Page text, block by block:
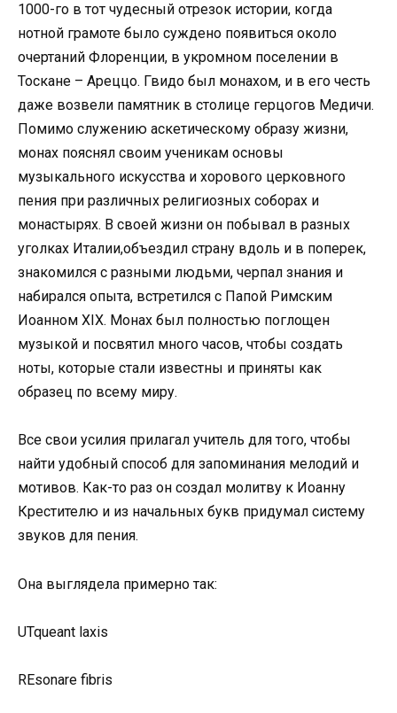
1000-го в тот чудесный отрезок истории, когда
нотной грамоте было суждено появиться около
очертаний Флоренции, в укромном поселении в
Тоскане – Ареццо. Гвидо был монахом, и в его честь
даже возвели памятник в столице герцогов Медичи.
Помимо служению аскетическому образу жизни,
монах пояснял своим ученикам основы
музыкального искусства и хорового церковного
пения при различных религиозных соборах и
монастырях. В своей жизни он побывал в разных
уголках Италии,объездил страну вдоль и в поперек,
знакомился с разными людьми, черпал знания и
набирался опыта, встретился с Папой Римским
Иоанном XIX. Монах был полностью поглощен
музыкой и посвятил много часов, чтобы создать
ноты, которые стали известны и приняты как
образец по всему миру.
Все свои усилия прилагал учитель для того, чтобы
найти удобный способ для запоминания мелодий и
мотивов. Как-то раз он создал молитву к Иоанну
Крестителю и из начальных букв придумал систему
звуков для пения.
Она выглядела примерно так:
UTqueant laxis
REsonare fibris